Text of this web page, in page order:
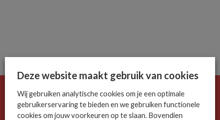
De ICT-wereld is snel. Mis niets.
Meld je nu aan voor de MSP Business nieuwsbrief.
Deze website maakt gebruik van cookies
Wij gebruiken analytische cookies om je een optimale
gebruikerservaring te bieden en we gebruiken functionele
cookies om jouw voorkeuren op te slaan. Bovendien